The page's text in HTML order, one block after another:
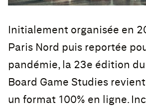
Initialement organisée en
Paris Nord puis reportée
pandémie, la 23e édition
Board Game Studies
un format 100% en ligne.